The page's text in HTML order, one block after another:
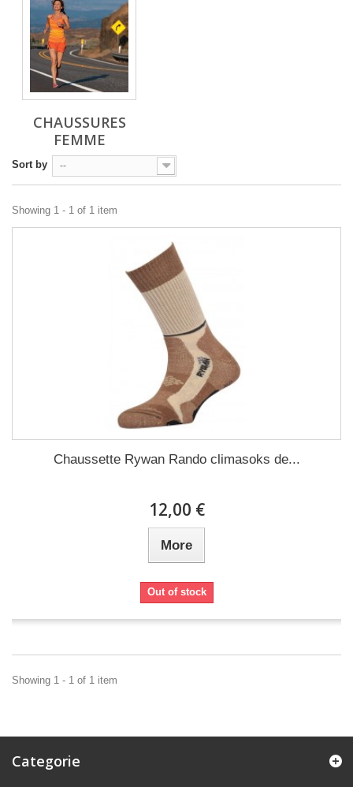
CHAUSSURES
FEMME
Sort by --
Showing 1 - 1 of 1 item
Chaussette Rywan Rando climasoks de...
12,00 €
More
Out of stock
Showing 1 - 1 of 1 item
Categorie